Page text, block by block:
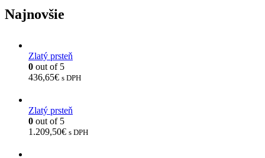
Najnovšie
Zlatý prsteň
0 out of 5
436,65€ s DPH
Zlatý prsteň
0 out of 5
1.209,50€ s DPH